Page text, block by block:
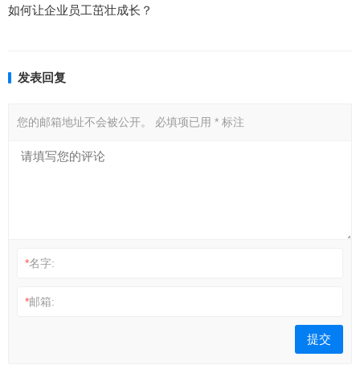
如何让企业员工茁壮成长？
发表回复
您的邮箱地址不会被公开。 必填项已用 * 标注
*名字:
*邮箱: